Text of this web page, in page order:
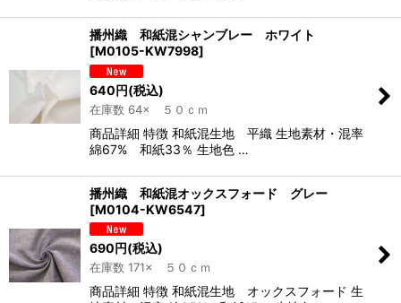
播州織 和紙混シャンブレー ホワイト
[M0105-KW7998]
640円(税込)
在庫数 64× ５０ｃｍ
商品詳細 特徴 和紙混生地 平織 生地素材・混率
綿67% 和紙33％ 生地色 …
播州織 和紙混オックスフォード グレー
[M0104-KW6547]
690円(税込)
在庫数 171× ５０ｃｍ
商品詳細 特徴 和紙混生地 オックスフォード 生